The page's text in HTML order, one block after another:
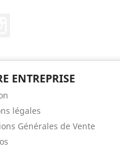
ENTREPRISE
légales
Générales de Vente